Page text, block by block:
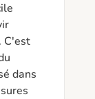
C'est
dans